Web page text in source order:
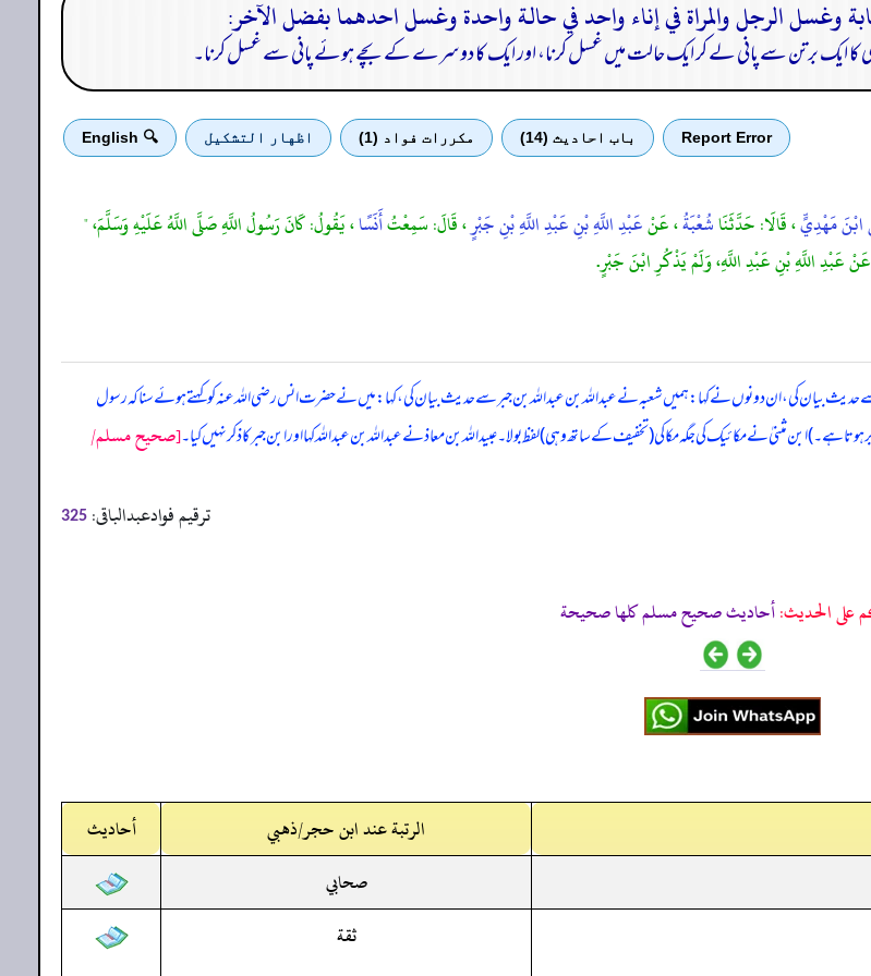
کا ایک برتن سے پانی لے کر ایک حالت میں غسل کرنا، اور ایک کا دوسرے کے بچے ہوئے پانی سے غسل کرنا۔
Report Error باب احادیث (14) مكررات فواد (1) اظهار التشكيل 🔍 English
ابْنَ مَهْدِيٍّ، قَالَا: حَدَّثَنَاشُعْبَةُ، عَنْعَبْدِ اللَّهِ بْنِ عَبْدِ اللَّهِ بْنِ جَبْرٍ، قَالَ: سَمِعْتُأَنَسًا، يَقُولُ: كَانَ رَسُولُ اللَّهِ صَلَّى اللَّهُ عَلَيْهِ وَسَلَّمَ، "
عَبْدِ اللَّهِ بْنِ عَبْدِ اللَّهِ، وَلَمْ يَذْكُرِ ابْنَ جَبْرٍ.
حدیث بیان کی، ان دونوں نے کہا: ہمیں شعبہ نے عبداللہ بن عبداللہ بن جبر سے حدیث بیان کی، کہا: میں نے حضرت انس رضی اللہ عنہ کو کہتے ہوئے سنا کہ رسول
مثنیٰ نے مکائیک کی جگہ مکاکی (تخفیف کے ساتھ وہی) لفظ بولا۔ عبید اللہ بن معاذ نے عبداللہ بن عبداللہ کہا اور ابن جبر کا ذکر نہیں کیا۔[صحيح مسلم/
ترقیم فوادعبدالباقی: 325
على الحديث:أحاديث صحيح مسلم كلها صحيحة
الرتبة عند ابن حجر/ذهبي
أحاديث
صحابي
ثقة